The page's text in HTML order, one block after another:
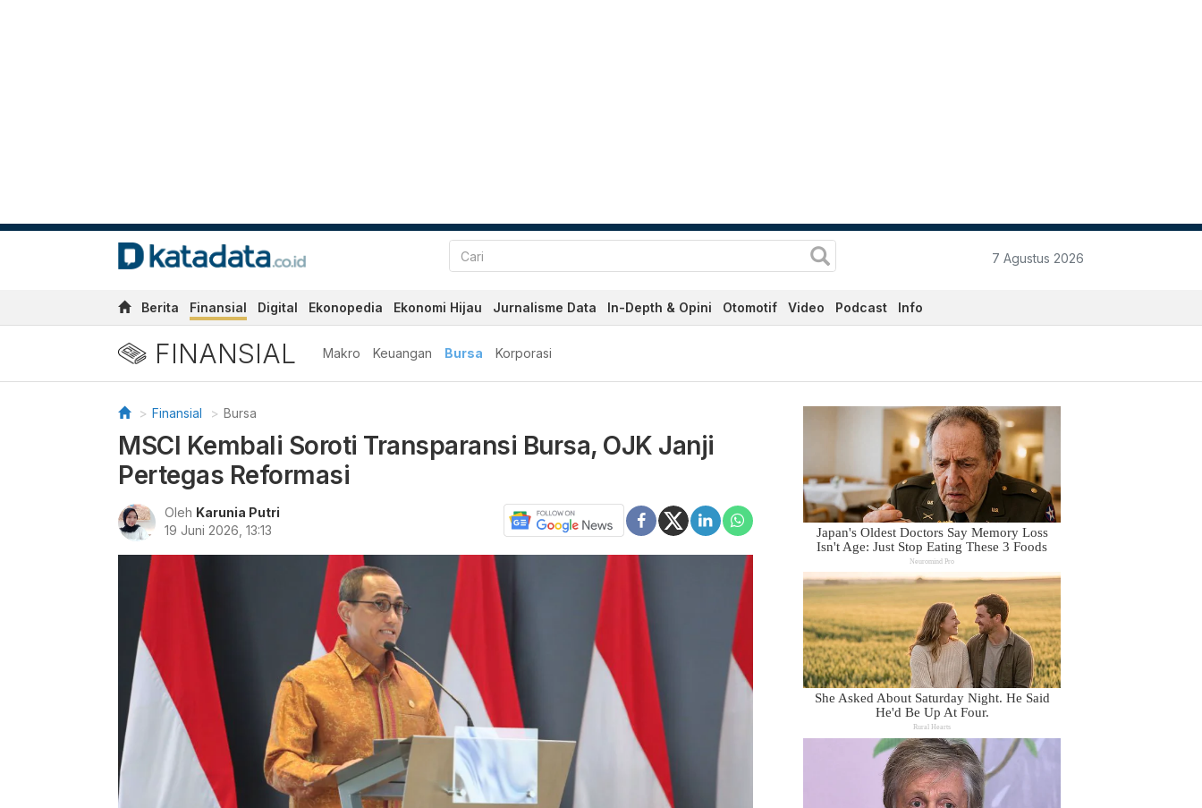
7 Agustus 2026
Berita Finansial Digital Ekonopedia Ekonomi Hijau Jurnalisme Data In-Depth & Opini Otomotif Video Podcast Info
FINANSIAL Makro Keuangan Bursa Korporasi
Finansial Bursa
MSCI Kembali Soroti Transparansi Bursa, OJK Janji
Pertegas Reformasi
Oleh Karunia Putri
19 Juni 2026, 13:13